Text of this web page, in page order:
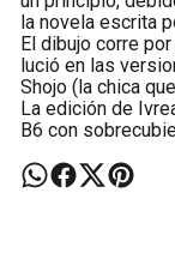
la novela escrita
El dibujo corre
lució en las
Shojo (la chica
La edición de
B6 con